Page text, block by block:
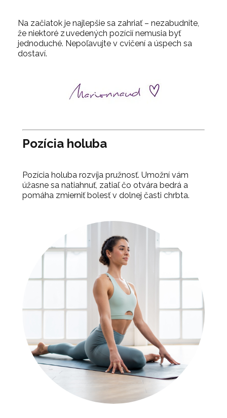
Na začiatok je najlepšie sa zahriať – nezabudnite,
že niektoré z uvedených pozícií nemusia byť
jednoduché. Nepoľavujte v cvičení a úspech sa
dostaví.
Pozícia holuba
Pozícia holuba rozvíja pružnosť. Umožní vám
úžasne sa natiahnuť, zatiaľ čo otvára bedrá a
pomáha zmierniť bolesť v dolnej časti chrbta.